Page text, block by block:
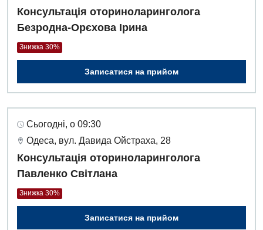
Консультація оториноларинголога
Безродна-Орєхова Ірина
Знижка 30%
Записатися на прийом
Сьогодні, о 09:30
Одеса, вул. Давида Ойстраха, 28
Консультація оториноларинголога
Павленко Світлана
Знижка 30%
Записатися на прийом